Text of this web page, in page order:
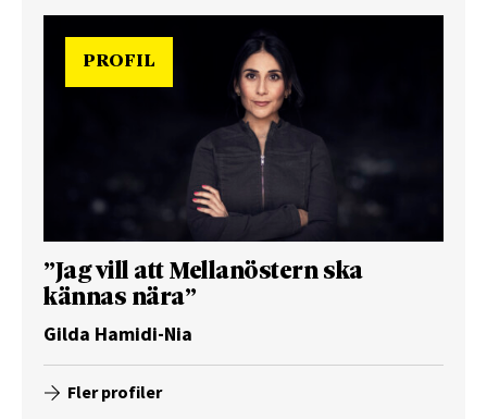
PROFIL
”Jag vill att Mellanöstern ska
kännas nära”
Gilda Hamidi-Nia
Fler profiler